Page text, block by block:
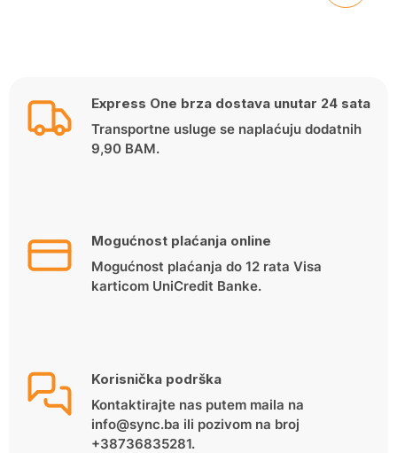
Express One brza dostava unutar 24 sata
Transportne usluge se naplaćuju dodatnih
9,90 BAM.
Mogućnost plaćanja online
Mogućnost plaćanja do 12 rata Visa
karticom UniCredit Banke.
Korisnička podrška
Kontaktirajte nas putem maila na
info@sync.ba ili pozivom na broj
+38736835281.